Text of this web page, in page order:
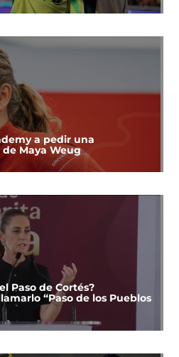
a pedir una
Maya Weug
Paso de Cortés?
“Paso de los Pueblos